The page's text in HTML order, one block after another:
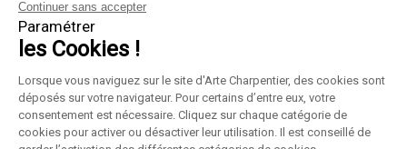
Cookies
Continuer sans accepter
Paramétrer
les Cookies !
Lorsque vous naviguez sur le site d'Arte Charpentier, des cookies sont
déposés sur votre navigateur. Pour certains d’entre eux, votre
consentement est nécessaire. Cliquez sur chaque catégorie de
cookies pour activer ou désactiver leur utilisation. Il est conseillé de